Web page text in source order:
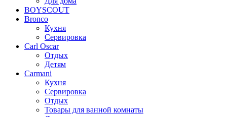
BOYSCOUT
Bronco
Кухня
Сервировка
Carl Oscar
Отдых
Детям
Carmani
Кухня
Сервировка
Отдых
Товары для ванной комнаты